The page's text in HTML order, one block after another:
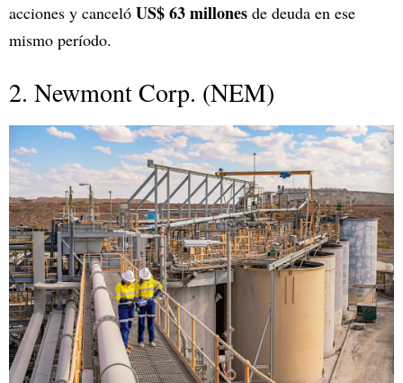
acciones y canceló US$ 63 millones de deuda en ese
mismo período.
2. Newmont Corp. (NEM)